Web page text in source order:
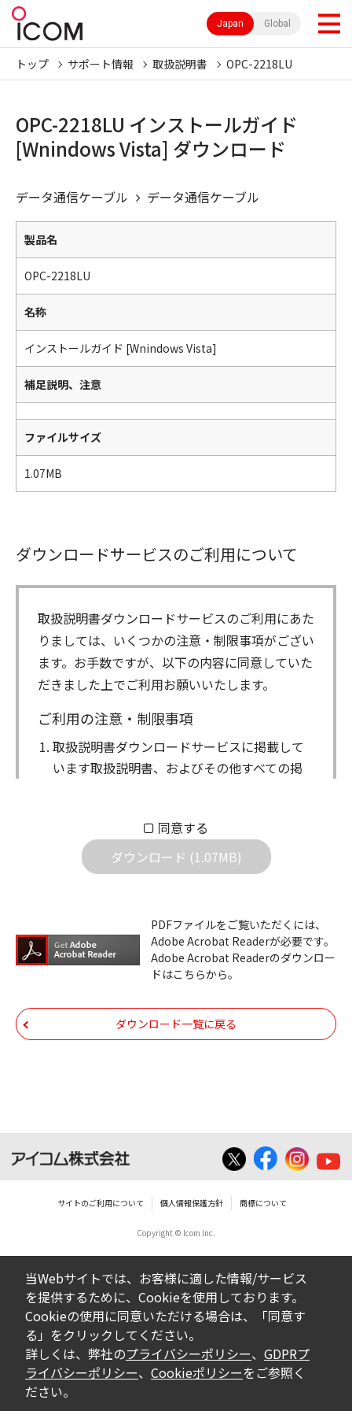
Japan Global
トップ サポート情報 取扱説明書 OPC-2218LU
OPC-2218LU インストールガイド
[Wnindows Vista] ダウンロード
データ通信ケーブル データ通信ケーブル
製品名
OPC-2218LU
名称
インストールガイド [Wnindows Vista]
補足説明、注意
ファイルサイズ
1.07MB
ダウンロードサービスのご利用について
取扱説明書ダウンロードサービスのご利用にあた
りましては、いくつかの注意・制限事項がござい
ます。お手数ですが、以下の内容に同意していた
だきました上でご利用お願いいたします。
ご利用の注意・制限事項
取扱説明書ダウンロードサービスに掲載して
います取扱説明書、およびその他すべての掲
属します。ダウンロードした取扱説明書は、
個人が本来の目的でご使用されることは可能
ですが、権利者の許諾を得ることなく、以下
ダウンロードした取扱説明書は、複製、賃
貸、改変、公衆送信、または公衆送信可能
化することはできません。
いは無償を問わず、第三者に譲渡あるいは
使用させる事ができません。
ダウンロードした取扱説明書等に使用され
の転用は一切出来ません。
ダウンロードした取扱説明書およびその他す
べての掲載物の変更は一切行わないでくださ
い。お客様による内容の変更により、何らか
の欠陥が生じたとしても、弊社では一切の保
証をいたしません。また、内容の変更の結
果、万一お客様に損害が生じたとしても、弊
社及び販売店等は一切の責任を負いません。
掲載の取扱説明書等は、製品発売当時の内容
同意する
ダウンロード (1.07MB)
PDFファイルをご覧いただくには、
Adobe Acrobat Readerが必要です。
Adobe Acrobat Readerのダウンロー
ドはこちらから。
ダウンロード一覧に戻る
サイトのご利用について 個人情報保護方針 商標について
Copyright © Icom Inc.
当Webサイトでは、お客様に適した情報/サービス
を提供するために、Cookieを使用しております。
Cookieの使用に同意いただける場合は、「同意す
る」をクリックしてください。
詳しくは、弊社のプライバシーポリシー、 GDPRプ
ライバシーポリシー、 Cookieポリシーをご参照く
ださい。